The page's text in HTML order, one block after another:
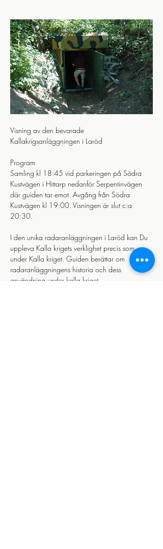
Visning av den bevarade
Kallakrigsanläggningen i Laröd
Program
Samling kl 18:45 vid parkeringen på Södra
Kustvägen i Hittarp nedanför Serpentinvägen
där guiden tar emot. Avgång från Södra
Kustvägen kl 19:00. Visningen är slut c:a
20:30.
I den unika radaranläggningen i Laröd kan Du
uppleva Kalla krigets verklighet precis som
under Kalla kriget. Guiden berättar om
radaranläggningens historia och dess
användning under kalla kriget.